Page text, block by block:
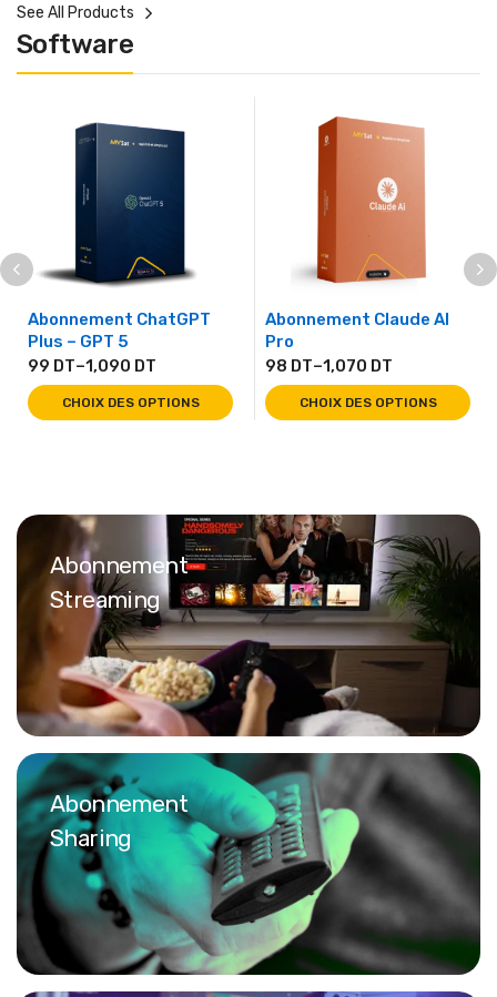
Software
See All Products
Abonnement ChatGPT
Plus – GPT 5
99 DT–1,090 DT
CHOIX DES OPTIONS
Abonnement Claude AI
Pro
98 DT–1,070 DT
CHOIX DES OPTIONS
Abonnement
Streaming
Abonnement
Sharing